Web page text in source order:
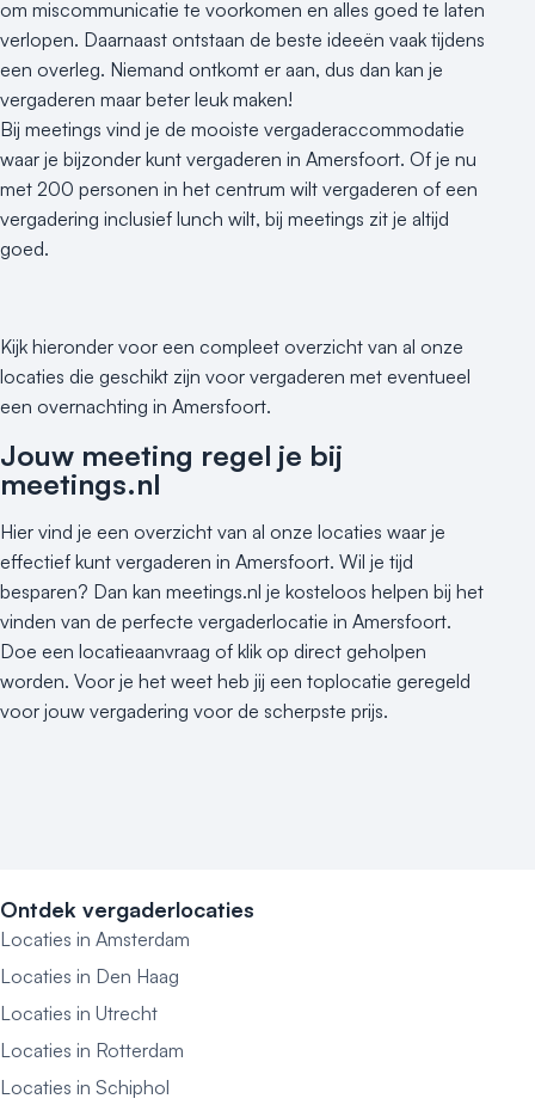
om miscommunicatie te voorkomen en alles goed te laten
verlopen. Daarnaast ontstaan de beste ideeën vaak tijdens
een overleg. Niemand ontkomt er aan, dus dan kan je
vergaderen maar beter leuk maken!
Bij meetings vind je de mooiste vergaderaccommodatie
waar je bijzonder kunt vergaderen in Amersfoort. Of je nu
met 200 personen in het centrum wilt vergaderen of een
vergadering inclusief lunch wilt, bij meetings zit je altijd
goed.
Kijk hieronder voor een compleet overzicht van al onze
locaties die geschikt zijn voor vergaderen met eventueel
een overnachting in Amersfoort.
Jouw meeting regel je bij
meetings.nl
Hier vind je een overzicht van al onze locaties waar je
effectief kunt vergaderen in Amersfoort. Wil je tijd
besparen? Dan kan meetings.nl je kosteloos helpen bij het
vinden van de perfecte vergaderlocatie in Amersfoort.
Doe een locatieaanvraag of klik op direct geholpen
worden. Voor je het weet heb jij een toplocatie geregeld
voor jouw vergadering voor de scherpste prijs.
Ontdek vergaderlocaties
Locaties in Amsterdam
Locaties in Den Haag
Locaties in Utrecht
Locaties in Rotterdam
Locaties in Schiphol